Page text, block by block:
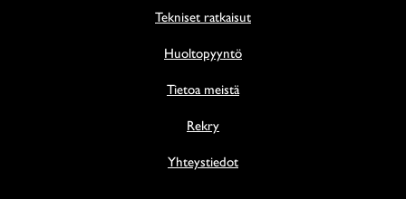
Tekniset ratkaisut
Huoltopyyntö
Tietoa meistä
Rekry
Yhteystiedot